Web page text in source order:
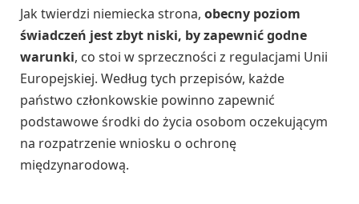
Jak twierdzi niemiecka strona, obecny poziom
świadczeń jest zbyt niski, by zapewnić godne
warunki, co stoi w sprzeczności z regulacjami Unii
Europejskiej. Według tych przepisów, każde
państwo członkowskie powinno zapewnić
podstawowe środki do życia osobom oczekującym
na rozpatrzenie wniosku o ochronę
międzynarodową.